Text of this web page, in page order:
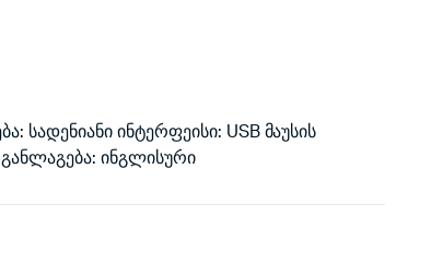
სადენიანი ინტერფეისი: USB მაუსის
ინგლისური